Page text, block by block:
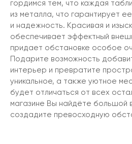
гордимся тем, что каждая
из металла, что гарантирует
и надежность. Красивая и
обеспечивает эффектный
придает обстановке особое
Подарите возможность
интерьер и превратите
уникальное, а также уютное
будет отличаться от всех
магазине Вы найдёте большой
создадите превосходную